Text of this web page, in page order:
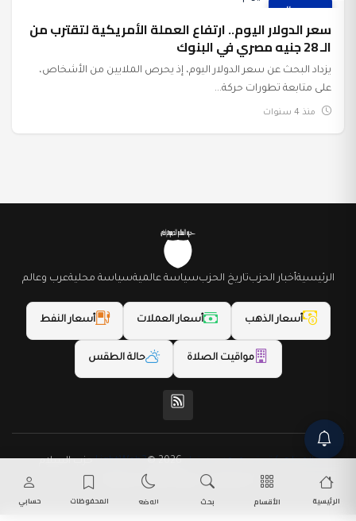
عرب وعالم
سعر الدولار اليوم.. ارتفاع العملة الأمريكية لتقترب من
الـ 28 جنيه مصري في البنوك
يزداد البحث عن سعر الدولار اليوم، إذ يحرص الملايين من الأشخاص،
على متابعة تطورات حركة...
منذ 4 سنوات
الرئيسيةأخبار الحزبتاريخ الحزبسياسة عالميةسياسة محليةعرب وعالم
أسعار الذهب أسعار العملات أسعار النفط
مواقيت الصلاة حالة الطقس
(المظهر) تم تصميمه من قِبل LightWeb2
© 2026 حزب السلام
الديمقراطي. جميع الحقوق محفوظة.
الرئيسية الأقسام بحث الوضع المحفوظات حسابي